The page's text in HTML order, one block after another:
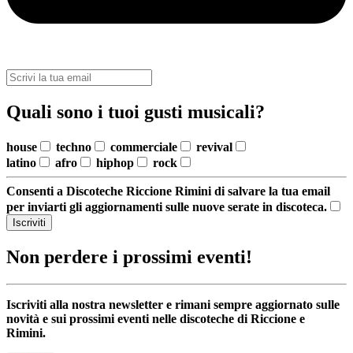
Quali sono i tuoi gusti musicali?
house techno commerciale
revival
latino
afro hiphop rock
Consenti a Discoteche Riccione Rimini di salvare la tua email
per inviarti gli aggiornamenti sulle nuove serate in discoteca.
Iscriviti
Non perdere i prossimi eventi!
Iscriviti alla nostra newsletter e rimani sempre aggiornato sulle
novità e sui prossimi eventi nelle discoteche di Riccione e
Rimini.